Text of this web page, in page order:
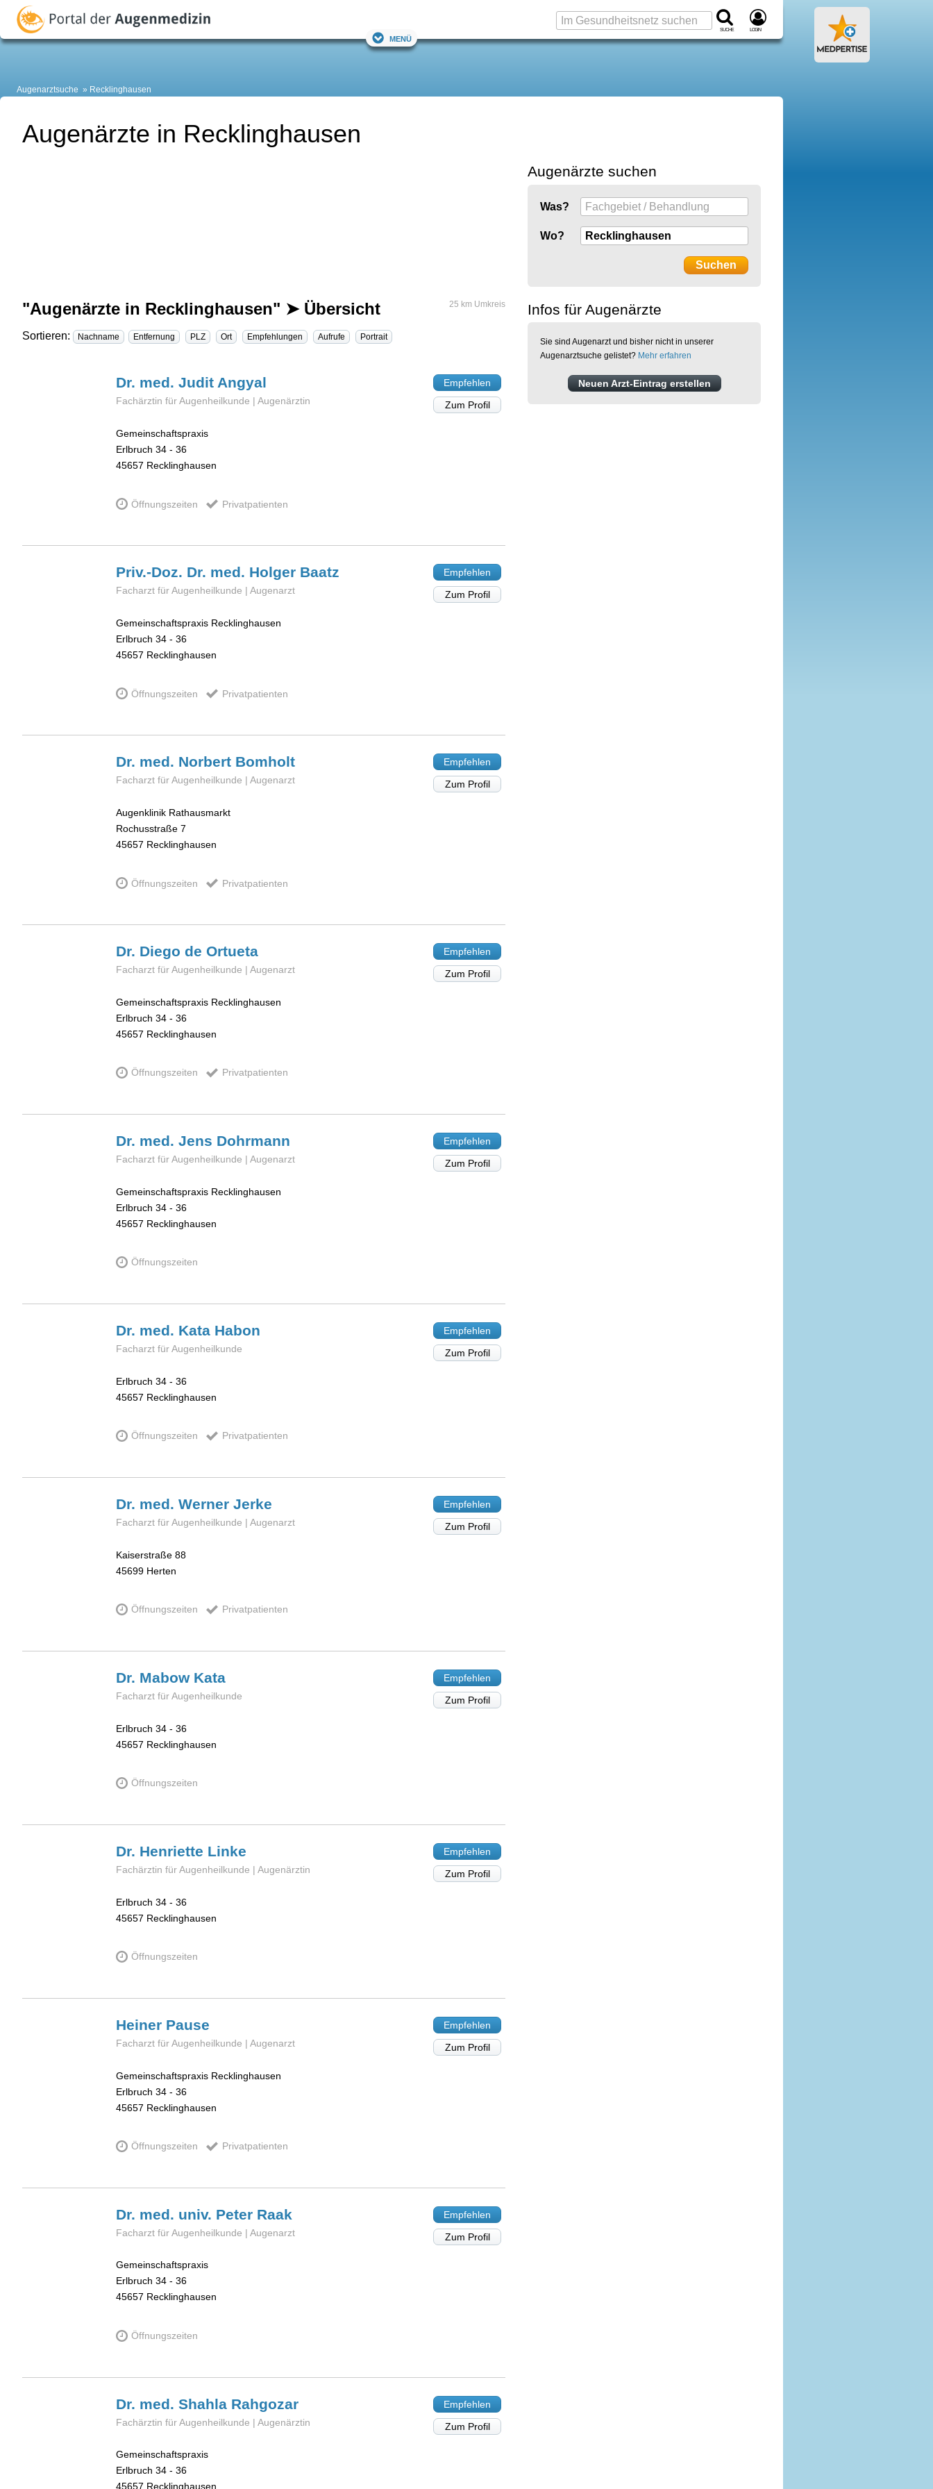
Suche Login
Menü
Augenarztsuche Recklinghausen
Augenärzte in Recklinghausen
"Augenärzte in Recklinghausen" ➤ Übersicht 25 km Umkreis
Sortieren: Nachname Entfernung PLZ Ort Empfehlungen Aufrufe Portrait
Dr. med. Judit Angyal
Fachärztin für Augenheilkunde | Augenärztin
Gemeinschaftspraxis
Erlbruch 34 - 36
45657 Recklinghausen
Öffnungszeiten Privatpatienten
Empfehlen
Zum Profil
Priv.-Doz. Dr. med. Holger Baatz
Facharzt für Augenheilkunde | Augenarzt
Gemeinschaftspraxis Recklinghausen
Erlbruch 34 - 36
45657 Recklinghausen
Öffnungszeiten Privatpatienten
Empfehlen
Zum Profil
Dr. med. Norbert Bomholt
Facharzt für Augenheilkunde | Augenarzt
Augenklinik Rathausmarkt
Rochusstraße 7
45657 Recklinghausen
Öffnungszeiten Privatpatienten
Empfehlen
Zum Profil
Dr. Diego de Ortueta
Facharzt für Augenheilkunde | Augenarzt
Gemeinschaftspraxis Recklinghausen
Erlbruch 34 - 36
45657 Recklinghausen
Öffnungszeiten Privatpatienten
Empfehlen
Zum Profil
Dr. med. Jens Dohrmann
Facharzt für Augenheilkunde | Augenarzt
Gemeinschaftspraxis Recklinghausen
Erlbruch 34 - 36
45657 Recklinghausen
Öffnungszeiten
Empfehlen
Zum Profil
Dr. med. Kata Habon
Facharzt für Augenheilkunde
Erlbruch 34 - 36
45657 Recklinghausen
Öffnungszeiten Privatpatienten
Empfehlen
Zum Profil
Dr. med. Werner Jerke
Facharzt für Augenheilkunde | Augenarzt
Kaiserstraße 88
45699 Herten
Öffnungszeiten Privatpatienten
Empfehlen
Zum Profil
Dr. Mabow Kata
Facharzt für Augenheilkunde
Erlbruch 34 - 36
45657 Recklinghausen
Öffnungszeiten
Empfehlen
Zum Profil
Dr. Henriette Linke
Fachärztin für Augenheilkunde | Augenärztin
Erlbruch 34 - 36
45657 Recklinghausen
Öffnungszeiten
Empfehlen
Zum Profil
Heiner Pause
Facharzt für Augenheilkunde | Augenarzt
Gemeinschaftspraxis Recklinghausen
Erlbruch 34 - 36
45657 Recklinghausen
Öffnungszeiten Privatpatienten
Empfehlen
Zum Profil
Dr. med. univ. Peter Raak
Facharzt für Augenheilkunde | Augenarzt
Gemeinschaftspraxis
Erlbruch 34 - 36
45657 Recklinghausen
Öffnungszeiten
Empfehlen
Zum Profil
Dr. med. Shahla Rahgozar
Fachärztin für Augenheilkunde | Augenärztin
Gemeinschaftspraxis
Erlbruch 34 - 36
45657 Recklinghausen
Empfehlen
Zum Profil
Augenärzte suchen
Was?
Wo?
Infos für Augenärzte
Sie sind Augenarzt und bisher nicht in unserer
Augenarztsuche gelistet? Mehr erfahren
Neuen Arzt-Eintrag erstellen